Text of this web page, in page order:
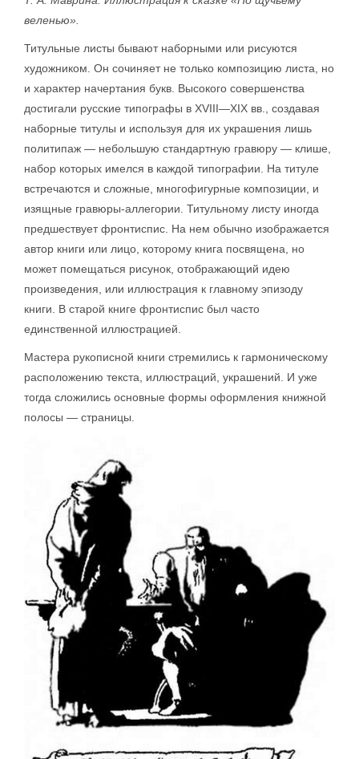
веленью».
Титульные листы бывают наборными или рисуются
художником. Он сочиняет не только композицию листа, но
и характер начертания букв. Высокого совершенства
достигали русские типографы в XVIII—XIX вв., создавая
наборные титулы и используя для их украшения лишь
политипаж — небольшую стандартную гравюру — клише,
набор которых имелся в каждой типографии. На титуле
встречаются и сложные, многофигурные композиции, и
изящные гравюры-аллегории. Титульному листу иногда
предшествует фронтиспис. На нем обычно изображается
автор книги или лицо, которому книга посвящена, но
может помещаться рисунок, отображающий идею
произведения, или иллюстрация к главному эпизоду
книги. В старой книге фронтиспис был часто
единственной иллюстрацией.
Мастера рукописной книги стремились к гармоническому
расположению текста, иллюстраций, украшений. И уже
тогда сложились основные формы оформления книжной
полосы — страницы.